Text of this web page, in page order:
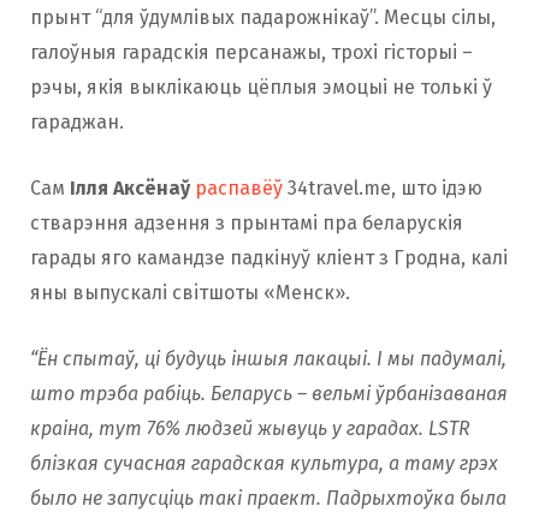
прынт “для ўдумлівых падарожнікаў”. Месцы сілы,
галоўныя гарадскія персанажы, трохі гісторыі –
рэчы, якія выклікаюць цёплыя эмоцыі не толькі ў
гараджан.
Сам Ілля Аксёнаў распавёў 34travel.me, што ідэю
стварэння адзення з прынтамі пра беларускія
гарады яго камандзе падкінуў кліент з Гродна, калі
яны выпускалі свiтшоты «Менск».
“Ён спытаў, ці будуць іншыя лакацыі. І мы падумалі,
што трэба рабіць. Беларусь – вельмі ўрбанізаваная
краіна, тут 76% людзей жывуць у гарадах. LSTR
блізкая сучасная гарадская культура, а таму грэх
было не запусціць такі праект. Падрыхтоўка была